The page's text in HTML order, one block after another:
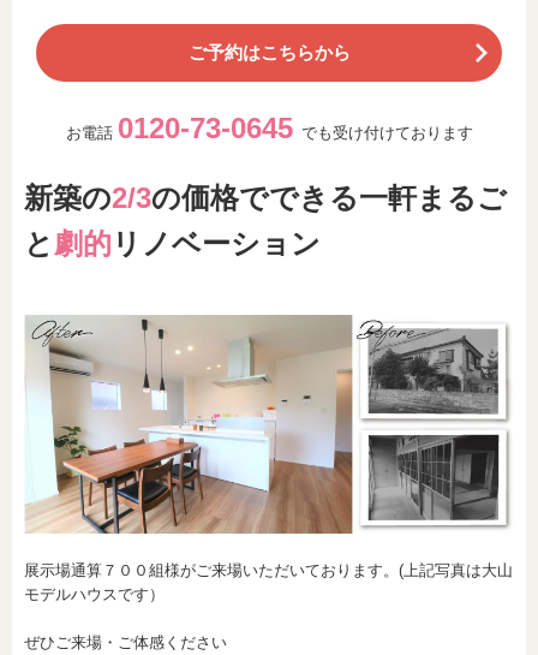
ご予約はこちらから
お電話 0120-73-0645 でも受け付けております
新築の2/3の価格でできる一軒まるご
と 劇的 リノベーション
展示場通算７００組様がご来場いただいております。(上記写真は大山
モデルハウスです）
ぜひご来場・ご体感ください